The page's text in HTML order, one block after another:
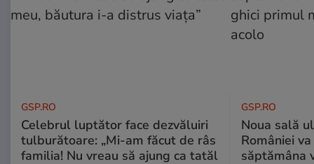
GSP.RO
Celebrul luptător face dezvăluiri
tulburătoare: „Mi-am făcut de râs
familia! Nu vreau să ajung ca tatăl
GSP.RO
Noua sală
României
săptămâna